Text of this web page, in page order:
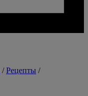
/Рецепты /